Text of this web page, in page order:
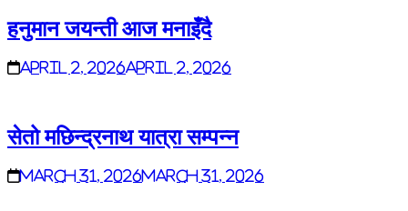
हनुमान जयन्ती आज मनाइँदै
April 2, 2026April 2, 2026
सेतो मछिन्द्रनाथ यात्रा सम्पन्न
March 31, 2026March 31, 2026